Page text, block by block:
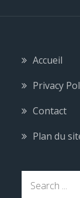
Accueil
Privacy
Contact
Plan du